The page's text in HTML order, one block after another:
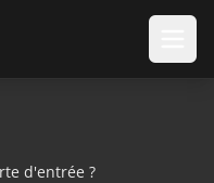
d'entrée ?